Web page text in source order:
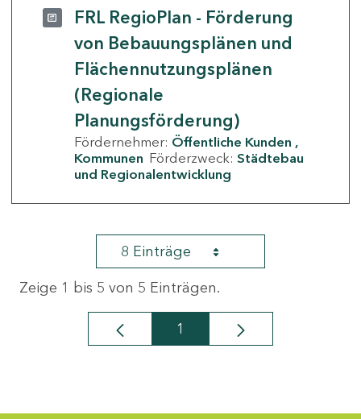
FRL RegioPlan - Förderung
von Bebauungsplänen und
Flächennutzungsplänen
(Regionale
Planungsförderung)
Fördernehmer: Öffentliche Kunden
Kommunen Förderzweck: Städtebau
und Regionalentwicklung
8 Einträge
Zeige 1 bis 5 von 5 Einträgen.
Seite
1